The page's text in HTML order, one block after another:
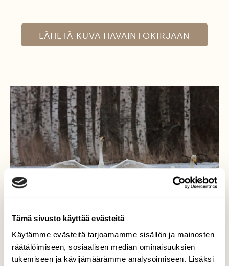
Tämä sivusto käyttää evästeitä
Käytämme evästeitä tarjoamamme sisällön ja mainosten
räätälöimiseen, sosiaalisen median ominaisuuksien
tukemiseen ja kävijämäärämme analysoimiseen. Lisäksi
LÄHETÄ KUVA HAVAINTOKIRJAAN